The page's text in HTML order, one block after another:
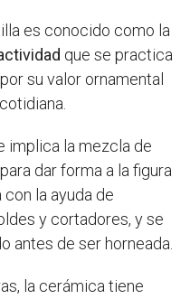
es conocido como la
que se practica
su valor ornamental
implica la mezcla de
dar forma a la figura
la ayuda de
y cortadores, y se
antes de ser horneada.
la cerámica tiene